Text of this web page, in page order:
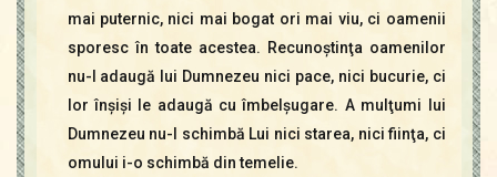
mai puternic, nici mai bogat ori mai viu, ci oamenii
sporesc în toate acestea. Recunoştinţa oamenilor
nu-I adaugă lui Dumnezeu nici pace, nici bucurie, ci
lor înşişi le adaugă cu îmbelşugare. A mulţumi lui
Dumnezeu nu-I schimbă Lui nici starea, nici fiinţa, ci
omului i-o schimbă din temelie.